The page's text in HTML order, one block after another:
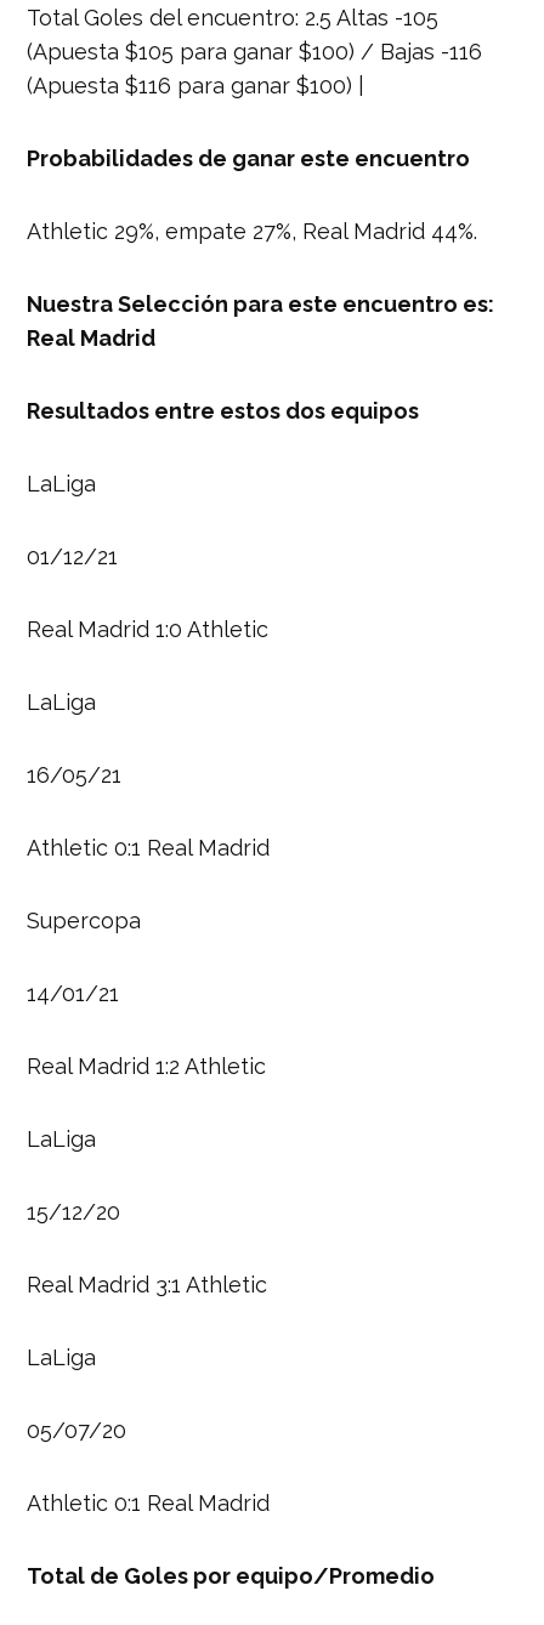
Total Goles del encuentro: 2.5 Altas -105
(Apuesta $105 para ganar $100) / Bajas -116
(Apuesta $116 para ganar $100) |
Probabilidades de ganar este encuentro
Athletic 29%, empate 27%, Real Madrid 44%.
Nuestra Selección para este encuentro es:
Real Madrid
Resultados entre estos dos equipos
LaLiga
01/12/21
Real Madrid 1:0 Athletic
LaLiga
16/05/21
Athletic 0:1 Real Madrid
Supercopa
14/01/21
Real Madrid 1:2 Athletic
LaLiga
15/12/20
Real Madrid 3:1 Athletic
LaLiga
05/07/20
Athletic 0:1 Real Madrid
Total de Goles por equipo/Promedio